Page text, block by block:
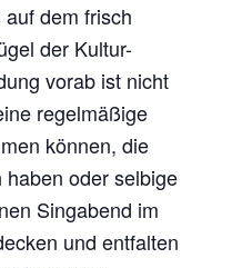
dem frisch
der Kultur-
vorab ist nicht
regelmäßige
können, die
oder selbige
Singabend im
und entfalten